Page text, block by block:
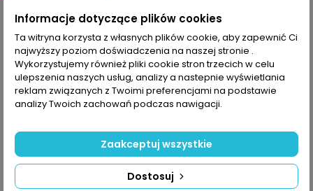
Udostępnij
OPIS SZCZEGÓŁY PRODUKTU
Jak zdradziła nam pogodynka, tegoroczna jesień będzie ciepła
lub zimna. Wzięliśmy sobie to do serca. W słoneczne dni
model o pudełkowym kroju. Świetny jest też asymetryczny
fason, do którego pasują aż trzy rodzaje rękawów, choć bluzka
z elastycznej tkaniny i z drapowaniem pod dekoltem też jest
niczego sobie – oba modela z wykrojami w rozmiarach M, L i XL.
Do bluzki dobierzcie spódnicę: do kolan z zakładkami, do kostek
Informacje dotyczące plików cookies
Ta witryna korzysta z własnych plików cookie, aby zapewnić Ci
najwyższy poziom doświadczenia na naszej stronie .
Wykorzystujemy również pliki cookie stron trzecich w celu
ulepszenia naszych usług, analizy a nastepnie wyświetlania
reklam związanych z Twoimi preferencjami na podstawie
analizy Twoich zachowań podczas nawigacji.
Dostosuj
Zaakceptuj wszystkie